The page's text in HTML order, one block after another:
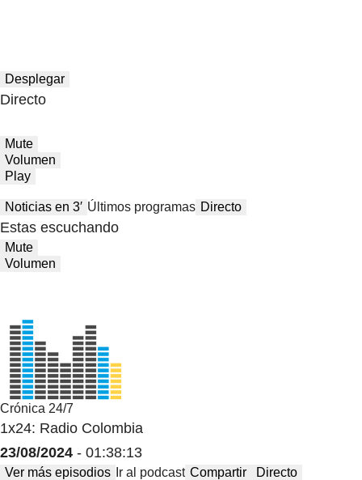
Desplegar
Directo
Mute
Volumen
Play
Noticias en 3′ Últimos programas Directo
Estas escuchando
Mute
Volumen
Crónica 24/7
1x24: Radio Colombia
23/08/2024 - 01:38:13
Ver más episodios Ir al podcast Compartir Directo